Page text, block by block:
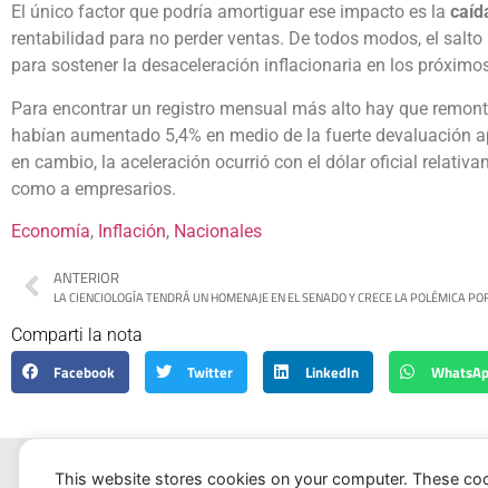
El único factor que podría amortiguar ese impacto es la
rentabilidad para no perder ventas. De todos modos, el
para sostener la desaceleración inflacionaria en los
Para encontrar un registro mensual más alto hay que
habían aumentado 5,4% en medio de la fuerte devaluación
en cambio, la aceleración ocurrió con el dólar oficial
como a empresarios.
Economía, Inflación, Nacionales
ANTERIOR
Comparti la nota
Facebook
Twitter LinkedIn
This website stores cookies on your computer. These